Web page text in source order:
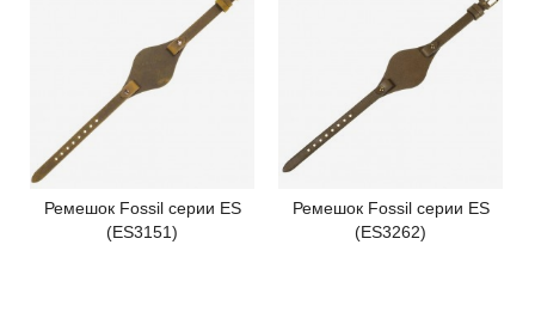
Ремешок Fossil серии ES
(ES3151)
Ремешок Fossil серии ES
(ES3262)